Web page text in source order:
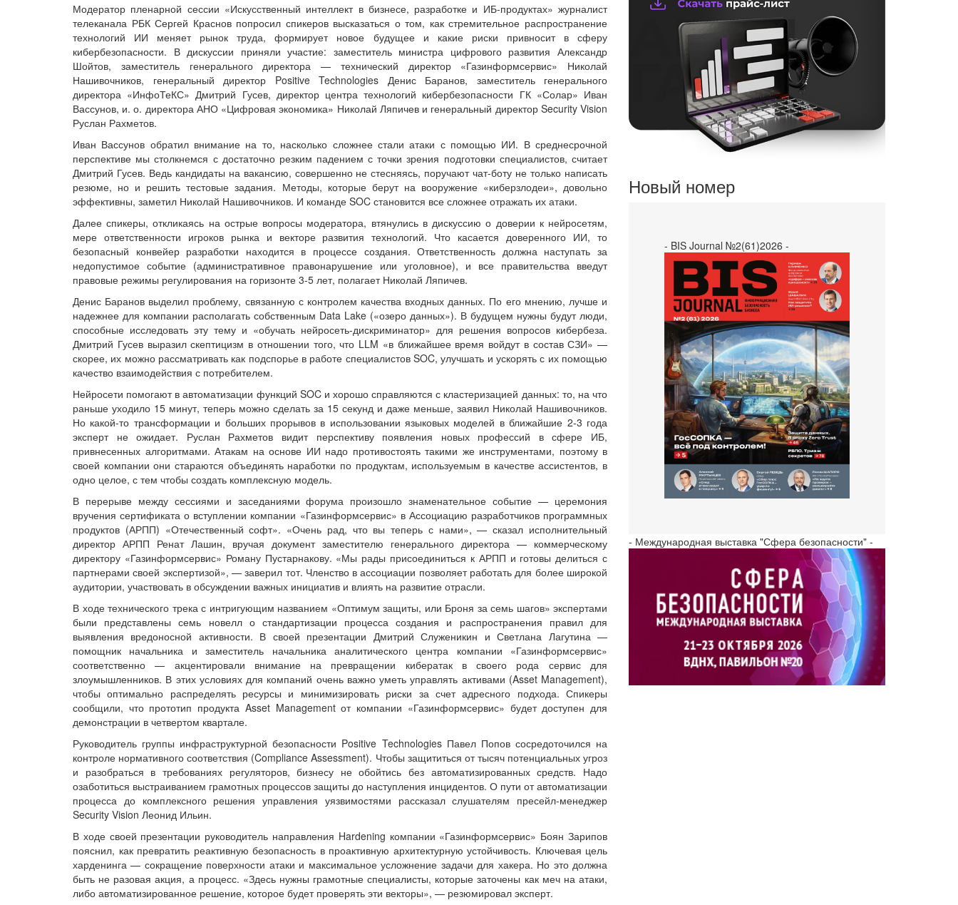
Модератор пленарной сессии «Искусственный интеллект в бизнесе, разработке и ИБ-продуктах» журналист
телеканала РБК Сергей Краснов попросил спикеров высказаться о том, как стремительное распространение
технологий ИИ меняет рынок труда, формирует новое будущее и какие риски привносит в сферу
кибербезопасности. В дискуссии приняли участие: заместитель министра цифрового развития Александр
Шойтов, заместитель генерального директора — технический директор «Газинформсервис» Николай
Нашивочников, генеральный директор Positive Technologies Денис Баранов, заместитель генерального
директора «ИнфоТеКС» Дмитрий Гусев, директор центра технологий кибербезопасности ГК «Солар» Иван
Вассунов, и. о. директора АНО «Цифровая экономика» Николай Ляпичев и генеральный директор Security Vision
Руслан Рахметов.
Иван Вассунов обратил внимание на то, насколько сложнее стали атаки с помощью ИИ. В среднесрочной
перспективе мы столкнемся с достаточно резким падением с точки зрения подготовки специалистов, считает
Дмитрий Гусев. Ведь кандидаты на вакансию, совершенно не стесняясь, поручают чат-боту не только написать
резюме, но и решить тестовые задания. Методы, которые берут на вооружение «киберзлодеи», довольно
эффективны, заметил Николай Нашивочников. И команде SOC становится все сложнее отражать их атаки.
Далее спикеры, откликаясь на острые вопросы модератора, втянулись в дискуссию о доверии к нейросетям,
мере ответственности игроков рынка и векторе развития технологий. Что касается доверенного ИИ, то
безопасный конвейер разработки находится в процессе создания. Ответственность должна наступать за
недопустимое событие (административное правонарушение или уголовное), и все правительства введут
правовые режимы регулирования на горизонте 3-5 лет, полагает Николай Ляпичев.
Денис Баранов выделил проблему, связанную с контролем качества входных данных. По его мнению, лучше и
надежнее для компании располагать собственным Data Lake («озеро данных»). В будущем нужны будут люди,
способные исследовать эту тему и «обучать нейросеть-дискриминатор» для решения вопросов кибербеза.
Дмитрий Гусев выразил скептицизм в отношении того, что LLM «в ближайшее время войдут в состав СЗИ» —
скорее, их можно рассматривать как подспорье в работе специалистов SOC, улучшать и ускорять с их помощью
качество взаимодействия с потребителем.
Нейросети помогают в автоматизации функций SOC и хорошо справляются с кластеризацией данных: то, на что
раньше уходило 15 минут, теперь можно сделать за 15 секунд и даже меньше, заявил Николай Нашивочников.
Но какой-то трансформации и больших прорывов в использовании языковых моделей в ближайшие 2-3 года
эксперт не ожидает. Руслан Рахметов видит перспективу появления новых профессий в сфере ИБ,
привнесенных алгоритмами. Атакам на основе ИИ надо противостоять такими же инструментами, поэтому в
своей компании они стараются объединять наработки по продуктам, используемым в качестве ассистентов, в
одно целое, с тем чтобы создать комплексную модель.
В перерыве между сессиями и заседаниями форума произошло знаменательное событие — церемония
вручения сертификата о вступлении компании «Газинформсервис» в Ассоциацию разработчиков программных
продуктов (АРПП) «Отечественный софт». «Очень рад, что вы теперь с нами», — сказал исполнительный
директор АРПП Ренат Лашин, вручая документ заместителю генерального директора — коммерческому
директору «Газинформсервис» Роману Пустарнакову. «Мы рады присоединиться к АРПП и готовы делиться с
партнерами своей экспертизой», — заверил тот. Членство в ассоциации позволяет работать для более широкой
аудитории, участвовать в обсуждении важных инициатив и влиять на развитие отрасли.
В ходе технического трека с интригующим названием «Оптимум защиты, или Броня за семь шагов» экспертами
были представлены семь новелл о стандартизации процесса создания и распространения правил для
выявления вредоносной активности. В своей презентации Дмитрий Служеникин и Светлана Лагутина —
помощник начальника и заместитель начальника аналитического центра компании «Газинформсервис»
соответственно — акцентировали внимание на превращении кибератак в своего рода сервис для
злоумышленников. В этих условиях для компаний очень важно уметь управлять активами (Asset Management),
чтобы оптимально распределять ресурсы и минимизировать риски за счет адресного подхода. Спикеры
сообщили, что прототип продукта Asset Management от компании «Газинформсервис» будет доступен для
демонстрации в четвертом квартале.
Руководитель группы инфраструктурной безопасности Positive Technologies Павел Попов сосредоточился на
контроле нормативного соответствия (Compliance Assessment). Чтобы защититься от тысяч потенциальных угроз
и разобраться в требованиях регуляторов, бизнесу не обойтись без автоматизированных средств. Надо
озаботиться выстраиванием грамотных процессов защиты до наступления инцидентов. О пути от автоматизации
процесса до комплексного решения управления уязвимостями рассказал слушателям пресейл-менеджер
Security Vision Леонид Ильин.
В ходе своей презентации руководитель направления Hardening компании «Газинформсервис» Боян Зарипов
пояснил, как превратить реактивную безопасность в проактивную архитектурную устойчивость. Ключевая цель
харденинга — сокращение поверхности атаки и максимальное усложнение задачи для хакера. Но это должна
быть не разовая акция, а процесс. «Здесь нужны грамотные специалисты, которые заточены как меч на атаки,
либо автоматизированное решение, которое будет проверять эти векторы», — резюмировал эксперт.
Новый номер
- BIS Journal №2(61)2026 -
- Международная выставка "Сфера безопасности" -